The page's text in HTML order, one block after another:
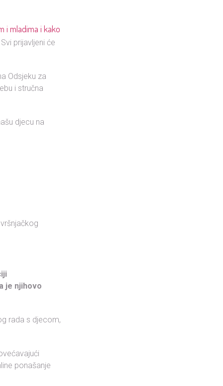
i mladima i kako
prijavljeni će
Odsjeku za
i stručna
djecu na
je njihovo
rada s djecom,
ponašanje